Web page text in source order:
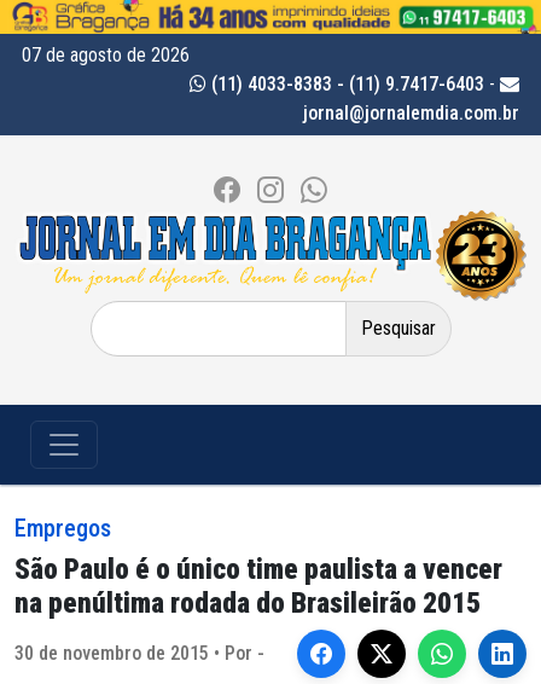
07 de agosto de 2026
(11) 4033-8383 - (11) 9.7417-6403 -
jornal@jornalemdia.com.br
Pesquisar
por:
Empregos
São Paulo é o único time paulista a vencer
na penúltima rodada do Brasileirão 2015
30 de novembro de 2015 • Por -